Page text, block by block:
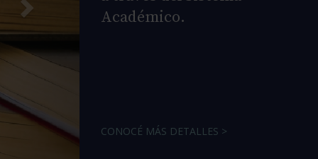
Académico.
CONOCÉ MÁS DETALLES >